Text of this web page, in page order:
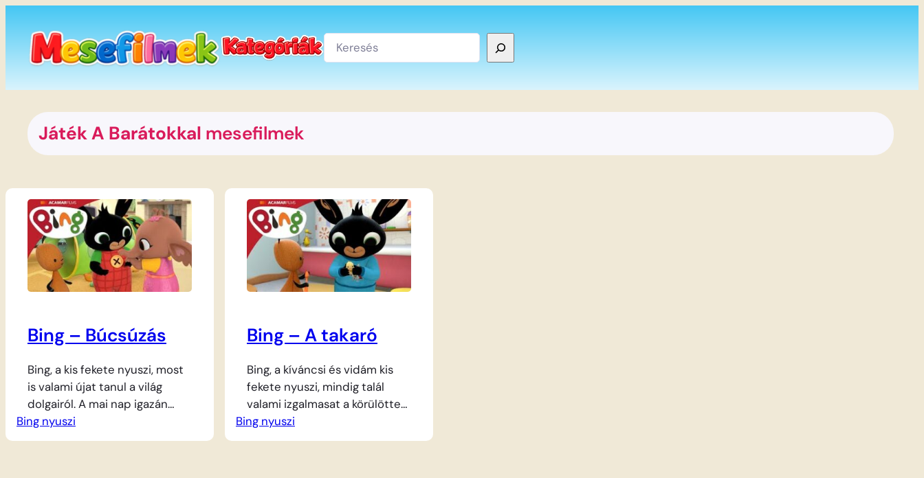
tartalomhoz
Keresés
Játék A Barátokkal mesefilmek
Bing – Búcsúzás
Bing, a kis fekete nyuszi, most
is valami újat tanul a világ
dolgairól. A mai nap igazán
különleges, hiszen Bing és
barátai, Sula, Coco, Pando és a
Bing nyuszi
Bing – A takaró
Bing, a kíváncsi és vidám kis
fekete nyuszi, mindig talál
valami izgalmasat a körülötte
lévő világban. Ma egy puha
takaró körül forog a játék, ahol
Bing nyuszi